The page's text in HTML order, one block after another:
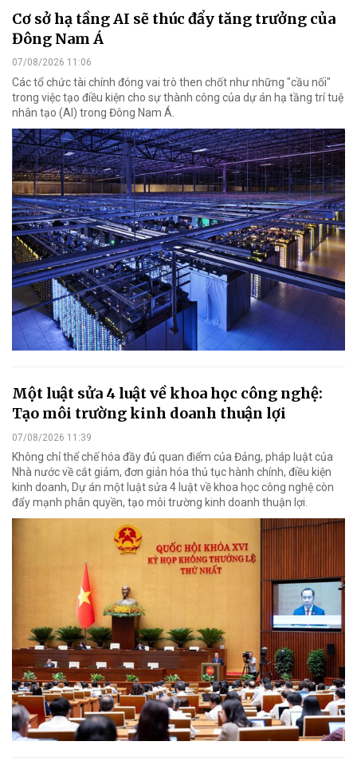
Cơ sở hạ tầng AI sẽ thúc đẩy tăng trưởng của
Đông Nam Á
07/08/2026 11:06
Các tổ chức tài chính đóng vai trò then chốt như những "cầu nối"
trong việc tạo điều kiện cho sự thành công của dự án hạ tầng trí tuệ
nhân tạo (AI) trong Đông Nam Á.
Một luật sửa 4 luật về khoa học công nghệ:
Tạo môi trường kinh doanh thuận lợi
07/08/2026 11:39
Không chỉ thể chế hóa đầy đủ quan điểm của Đảng, pháp luật của
Nhà nước về cắt giảm, đơn giản hóa thủ tục hành chính, điều kiện
kinh doanh, Dự án một luật sửa 4 luật về khoa học công nghệ còn
đẩy mạnh phân quyền, tạo môi trường kinh doanh thuận lợi.